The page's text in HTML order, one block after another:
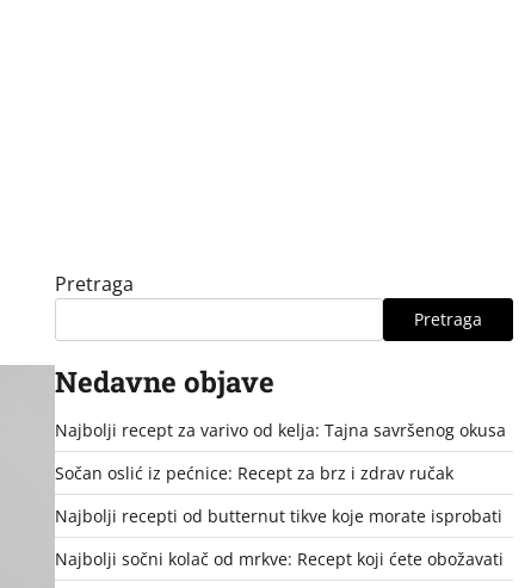
Pretraga
Pretraga
Nedavne objave
Najbolji recept za varivo od kelja: Tajna savršenog okusa
Sočan oslić iz pećnice: Recept za brz i zdrav ručak
Najbolji recepti od butternut tikve koje morate isprobati
Najbolji sočni kolač od mrkve: Recept koji ćete obožavati